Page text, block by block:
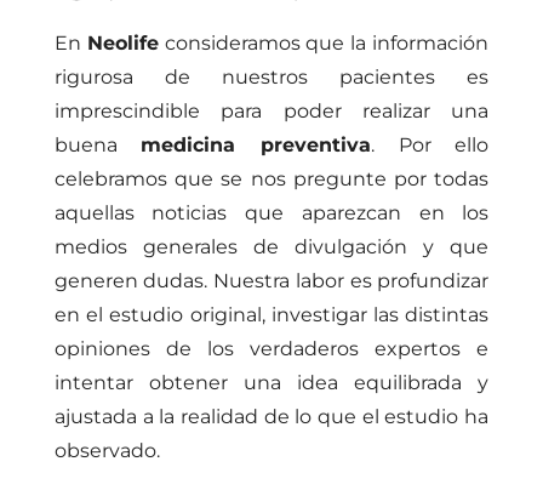
En Neolifeconsideramos que la información
rigurosa de nuestros pacientes es
imprescindible para poder realizar una
buena medicina preventiva. Por ello
celebramos que se nos pregunte por todas
aquellas noticias que aparezcan en los
medios generales de divulgación y que
generen dudas. Nuestra labor es profundizar
en el estudio original, investigar las distintas
opiniones de los verdaderos expertos e
intentar obtener una idea equilibrada y
ajustada a la realidad de lo que el estudio ha
observado.